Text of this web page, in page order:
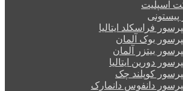
اسپلیت
فراسکلد ایتالیا
بوک آلمان
بیتزر آلمان
دورین ایتالیا
کوپلند چک
دانفوس دانمارک